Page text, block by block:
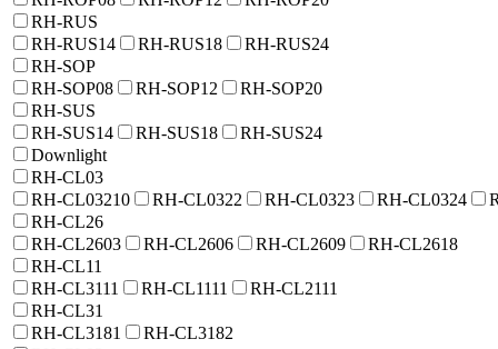
RH-RUS
RH-RUS14
RH-RUS18
RH-RUS24
RH-SOP
RH-SOP08
RH-SOP12
RH-SOP20
RH-SUS
RH-SUS14
RH-SUS18
RH-SUS24
Downlight
RH-CL03
RH-CL03210
RH-CL0322 RH-CL0323 RH-CL0324
RH-CL26
RH-CL2603
RH-CL2606 RH-CL2609
RH-CL2618
RH-CL11
RH-CL3111
RH-CL1111
RH-CL2111
RH-CL31
RH-CL3181
RH-CL3182